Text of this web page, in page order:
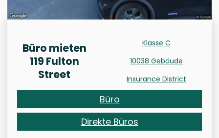
Büro mieten
119 Fulton
Street
Klasse C
10038 Gebäude
Insurance District
Büro
Direkte Büros